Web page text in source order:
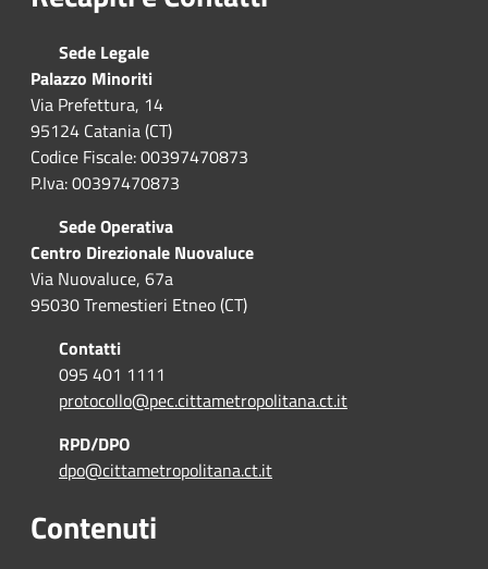
Sede Legale
Palazzo Minoriti
Via Prefettura, 14
95124 Catania (CT)
Codice Fiscale: 00397470873
P.Iva: 00397470873
Sede Operativa
Centro Direzionale Nuovaluce
Via Nuovaluce, 67a
95030 Tremestieri Etneo (CT)
Contatti
095 401 1111
protocollo@pec.cittametropolitana.ct.it
RPD/DPO
dpo@cittametropolitana.ct.it
Contenuti